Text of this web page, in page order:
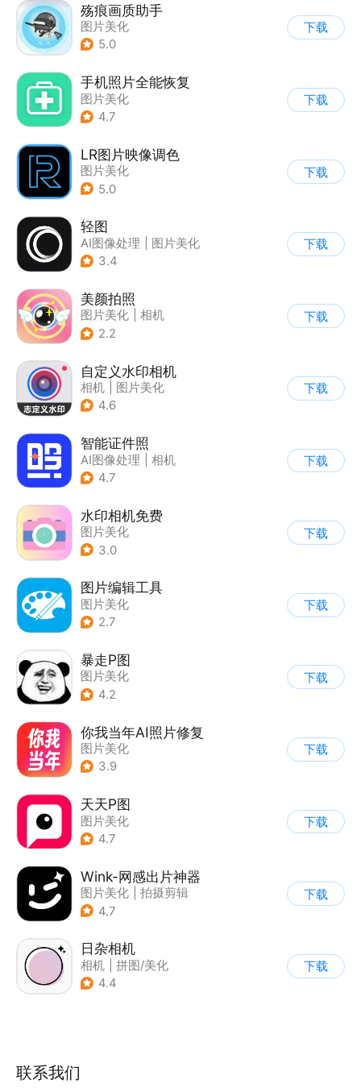
殇痕画质助手
图片美化
5.0
下载
手机照片全能恢复
图片美化
4.7
下载
LR图片映像调色
图片美化
5.0
下载
轻图
AI图像处理
图片美化
3.4
下载
美颜拍照
图片美化
相机
2.2
下载
自定义水印相机
相机
图片美化
4.6
下载
智能证件照
AI图像处理
相机
| 图片美化
4.7
下载
水印相机免费
图片美化
3.0
下载
图片编辑工具
图片美化
2.7
下载
暴走P图
图片美化
4.2
下载
你我当年AI照片修复
图片美化
3.9
下载
天天P图
图片美化
4.7
下载
Wink-网感出片神器
图片美化
拍摄剪辑
4.7
下载
日杂相机
相机
拼图/美化
| 图片美化
4.4
下载
联系我们